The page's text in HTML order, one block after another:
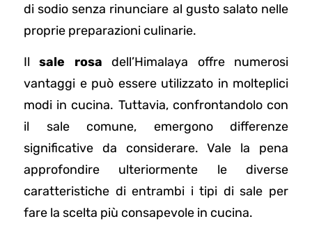
di sodio senza rinunciare al gusto salato nelle
proprie preparazioni culinarie.
Il sale rosa dell’Himalaya offre numerosi
vantaggi e può essere utilizzato in molteplici
modi in cucina. Tuttavia, confrontandolo con
il sale comune, emergono differenze
significative da considerare. Vale la pena
approfondire ulteriormente le diverse
caratteristiche di entrambi i tipi di sale per
fare la scelta più consapevole in cucina.